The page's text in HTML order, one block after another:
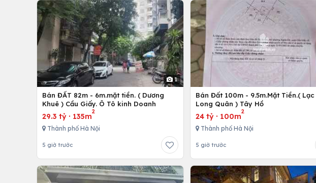
1
Bán ĐẤT 82m - 6m.mặt tiền. ( Dương
Khuê ) Cầu Giấy. Ô Tô kinh Doanh
29.3 tỷ · 135m
2
Thành phố Hà Nội
5 giờ trước
Bán Đất 100m - 9.5m.Mặt Tiền.( Lạc
Long Quân ) Tây Hồ
24 tỷ · 100m
2
Thành phố Hà Nội
5 giờ trước